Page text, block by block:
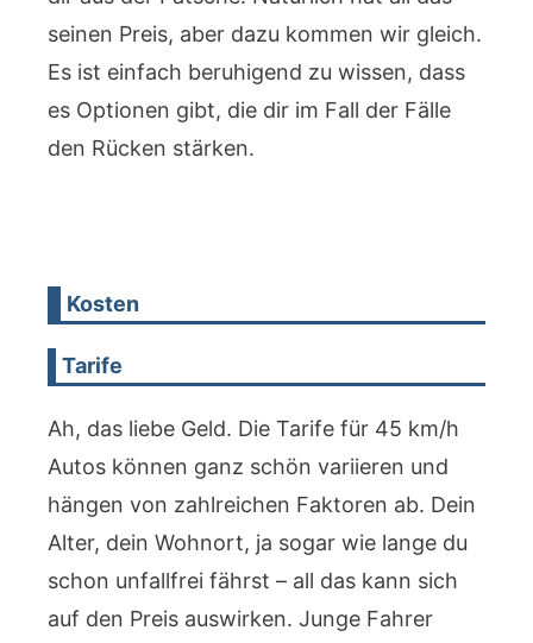
seinen Preis, aber dazu kommen wir gleich.
Es ist einfach beruhigend zu wissen, dass
es Optionen gibt, die dir im Fall der Fälle
den Rücken stärken.
Kosten
Tarife
Ah, das liebe Geld. Die Tarife für 45 km/h
Autos können ganz schön variieren und
hängen von zahlreichen Faktoren ab. Dein
Alter, dein Wohnort, ja sogar wie lange du
schon unfallfrei fährst – all das kann sich
auf den Preis auswirken. Junge Fahrer